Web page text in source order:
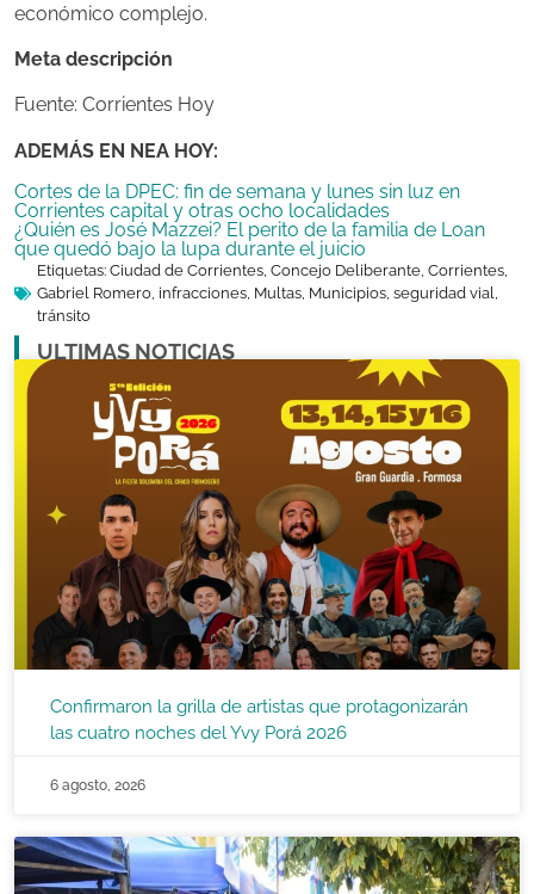
económico complejo.
Meta descripción
Fuente: Corrientes Hoy
ADEMÁS EN NEA HOY:
Cortes de la DPEC: fin de semana y lunes sin luz en
Corrientes capital y otras ocho localidades
¿Quién es José Mazzei? El perito de la familia de Loan
que quedó bajo la lupa durante el juicio
Etiquetas: Ciudad de Corrientes, Concejo Deliberante, Corrientes,
Gabriel Romero, infracciones, Multas, Municipios, seguridad vial,
tránsito
ULTIMAS NOTICIAS
Confirmaron la grilla de artistas que protagonizarán
las cuatro noches del Yvy Porá 2026
6 agosto, 2026